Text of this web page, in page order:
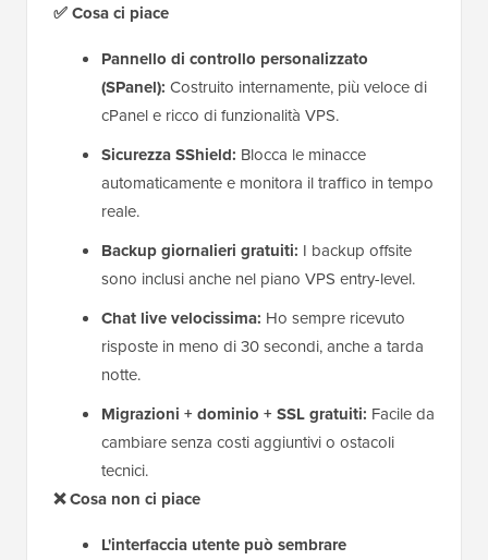
✅ Cosa ci piace
Pannello di controllo personalizzato
(SPanel): Costruito internamente, più veloce di
cPanel e ricco di funzionalità VPS.
Sicurezza SShield: Blocca le minacce
automaticamente e monitora il traffico in tempo
reale.
Backup giornalieri gratuiti: I backup offsite
sono inclusi anche nel piano VPS entry-level.
Chat live velocissima: Ho sempre ricevuto
risposte in meno di 30 secondi, anche a tarda
notte.
Migrazioni + dominio + SSL gratuiti: Facile da
cambiare senza costi aggiuntivi o ostacoli
tecnici.
❌ Cosa non ci piace
L'interfaccia utente può sembrare